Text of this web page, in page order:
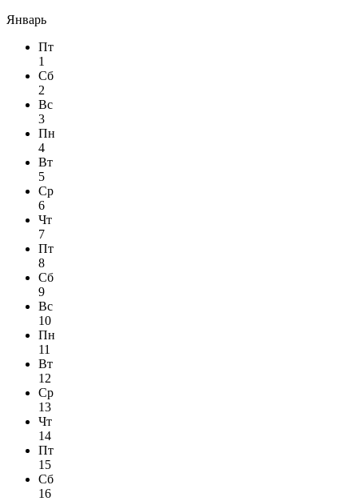
Январь
Пт
1
Сб
2
Вс
3
Пн
4
Вт
5
Ср
6
Чт
7
Пт
8
Сб
9
Вс
10
Пн
11
Вт
12
Ср
13
Чт
14
Пт
15
Сб
16